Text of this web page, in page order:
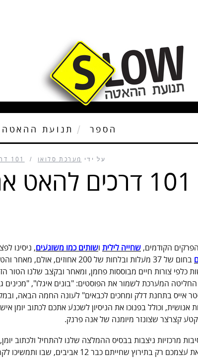
הספר תנועת ההאטה
על ידי מערכת סלואו 101 דרכים להאט את החיים
הקודמים, שחייה לילית ושותים כמו משוגעים, ניסינו
בחום של 37 מעלות ובלחות של 200
כלפי צורות חיים מבוססות פחמן, ומאחר ובקצב שלנו הטור
החליטה המערכת לשמור את הפוסטים: "בונים איגלו", "מכינים
אייס בתחנת דלק ומחכים לכבאים" לעונה החמה הבאה,
אנושית, וכולל בפנוכו את הניסיון לשכנע אתכם לכתוב יומן
קצרצר שצונזר מיומנה של אנה פרנק.
מרכזיות ניצבות בבסיס ההמלצה שלנו להתחיל ולכתוב
רק בתירוץ שחייתם כבר 12 אביבים, שבו ותמשיכו לקרוא.